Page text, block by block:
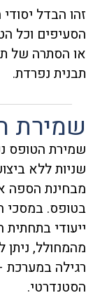
זהו הבדל
או הסתרה של
תבנית נפרדת.
שמירת
שניות ללא
מבחינת הספה
בטופס. במסכי
ייעודי
מהמחולל,
רגילה
הסטנדרטי.